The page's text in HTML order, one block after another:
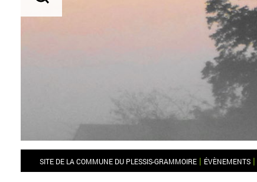
SITE DE LA COMMUNE DU PLESSIS-GRAMMOIRE | ÉVÈNEMENTS |